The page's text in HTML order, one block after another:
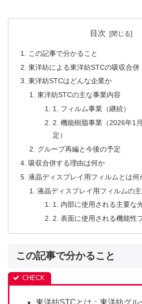
目次
この記事で分かること
東洋紡による東洋紡STCの吸収合併
東洋紡STCはどんな企業か
東洋紡STCの主な事業内容
1. フィルム事業（継続）
2. 機能樹脂事業（2026年1
定）
グループ再編と今後の予定
吸収合併する理由は何か
液晶ディスプレイ用フィルムとは何
液晶ディスプレイ用フィルムの
1. 内部に使用される主要な
2. 表面に使用される機能性
この記事で分かること
東洋紡STCとは：東洋紡グル